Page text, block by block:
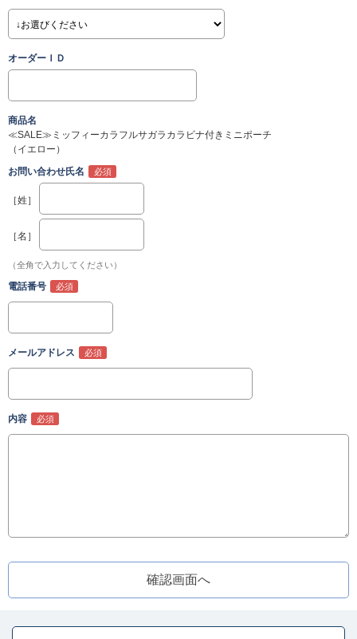
オーダーＩＤ
商品名
≪SALE≫ミッフィーカラフルサガラカラビナ付きミニポーチ
（イエロー）
お問い合わせ氏名
［姓］
［名］
（全角で入力してください）
電話番号
メールアドレス
内容